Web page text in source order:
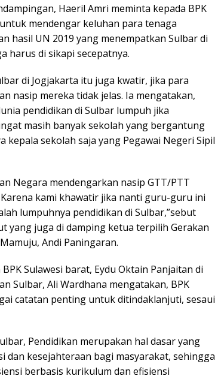
Haeril Amri meminta kepada BPK
mendengar keluhan para tenaga
hasil UN 2019 yang menempatkan Sulbar di
harus di sikapi secepatnya.
di Jogjakarta itu juga kwatir, jika para
nasip mereka tidak jelas. Ia mengatakan,
pendidikan di Sulbar lumpuh jika
masih banyak sekolah yang bergantung
kepala sekolah saja yang Pegawai Negeri Sipil
Negara mendengarkan nasip GTT/PTT
kami khawatir jika nanti guru-guru ini
lumpuhnya pendidikan di Sulbar,”sebut
yang juga di damping ketua terpilih Gerakan
Andi Paningaran.
Sulawesi barat, Eydu Oktain Panjaitan di
Sulbar, Ali Wardhana mengatakan, BPK
catatan penting untuk ditindaklanjuti, sesaui
Pendidikan merupakan hal dasar yang
kesejahteraan bagi masyarakat, sehingga
berbasis kurikulum dan efisiensi